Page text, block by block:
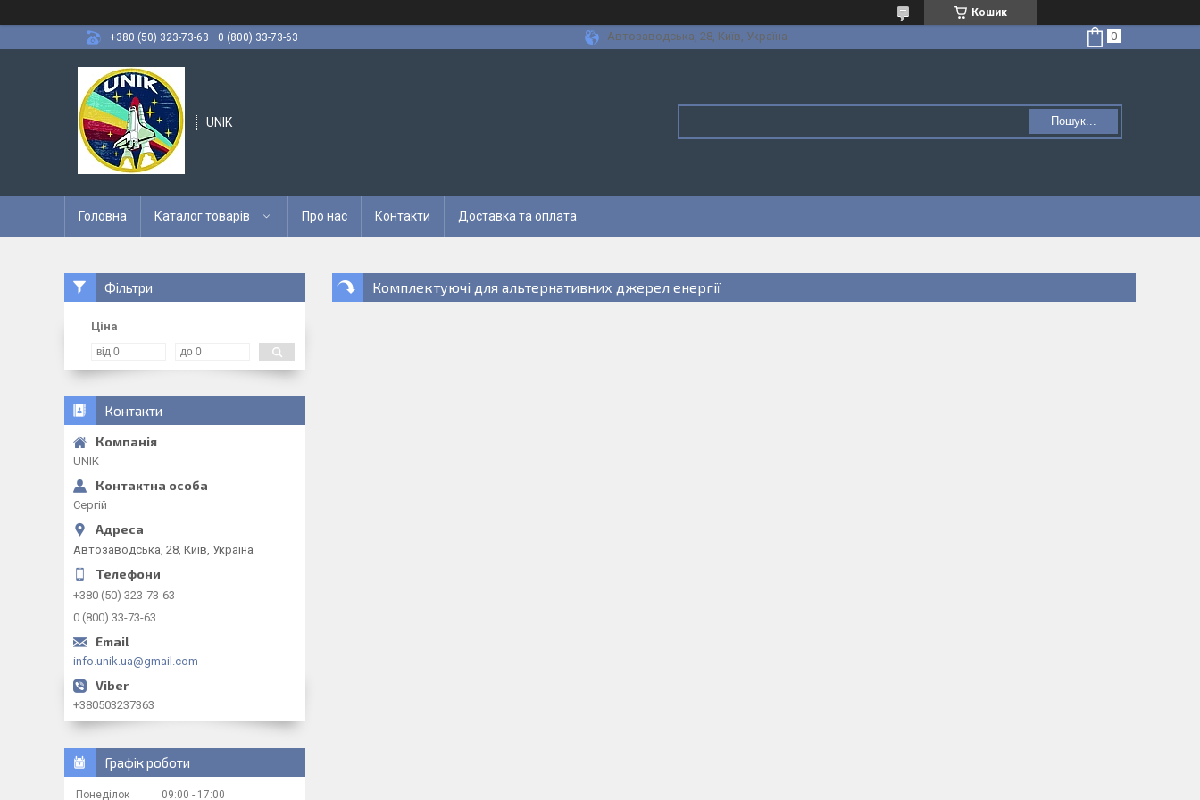
Кошик
+380 (50) 323-73-63
0 (800) 33-73-63 Автозаводська, 28, Київ, Україна
UNIK Пошук...
Головна Каталог товарів Про нас Контакти Доставка та оплата
Комплектуючі для альтернативних джерел енергії
Фільтри
Ціна
Контакти
UNIK
Сергій
Автозаводська, 28, Київ, Україна
+380 (50) 323-73-63
0 (800) 33-73-63
info.unik.ua@gmail.com
+380503237363
Графік роботи
Понеділок 09:00 17:00